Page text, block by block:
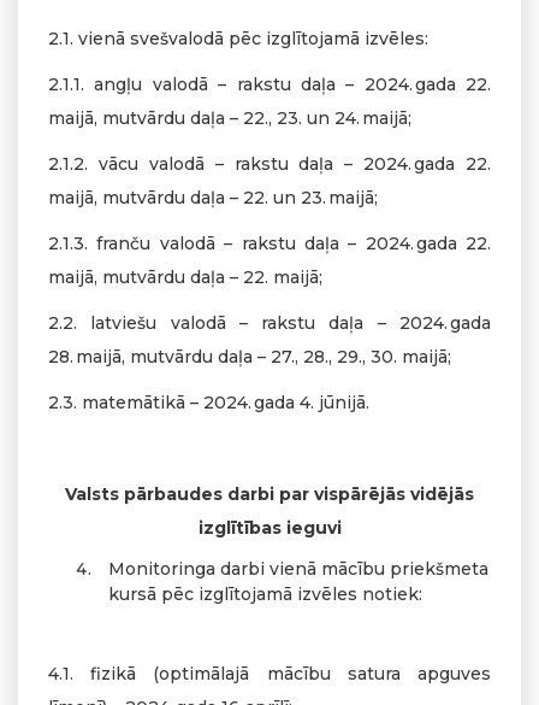
2.1. vienā svešvalodā pēc izglītojamā izvēles:
2.1.1. angļu valodā – rakstu daļa – 2024. gada 22.
maijā, mutvārdu daļa – 22., 23. un 24. maijā;
2.1.2. vācu valodā – rakstu daļa – 2024. gada 22.
maijā, mutvārdu daļa – 22. un 23. maijā;
2.1.3. franču valodā – rakstu daļa – 2024. gada 22.
maijā, mutvārdu daļa – 22. maijā;
2.2. latviešu valodā – rakstu daļa – 2024. gada
28. maijā, mutvārdu daļa – 27., 28., 29., 30. maijā;
2.3. matemātikā – 2024. gada 4. jūnijā.
Valsts pārbaudes darbi par vispārējās vidējās
izglītības ieguvi
Monitoringa darbi vienā mācību priekšmeta
kursā pēc izglītojamā izvēles notiek:
4.1. fizikā (optimālajā mācību satura apguves